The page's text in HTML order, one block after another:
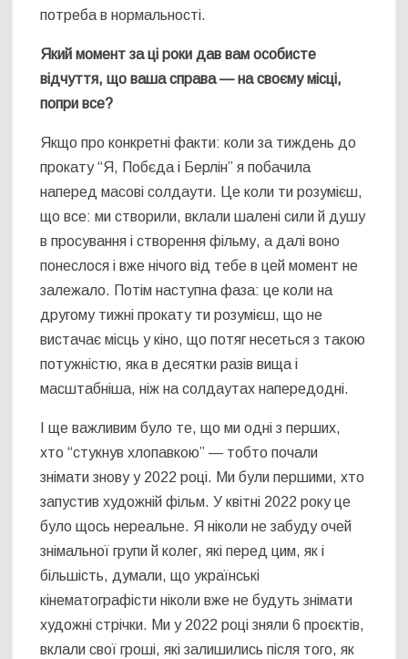
потреба в нормальності.
Який момент за ці роки дав вам особисте
відчуття, що ваша справа — на своєму місці,
попри все?
Якщо про конкретні факти: коли за тиждень до
прокату “Я, Побєда і Берлін” я побачила
наперед масові солдаути. Це коли ти розумієш,
що все: ми створили, вклали шалені сили й душу
в просування і створення фільму, а далі воно
понеслося і вже нічого від тебе в цей момент не
залежало. Потім наступна фаза: це коли на
другому тижні прокату ти розумієш, що не
вистачає місць у кіно, що потяг несеться з такою
потужністю, яка в десятки разів вища і
масштабніша, ніж на солдаутах напередодні.
І ще важливим було те, що ми одні з перших,
хто “стукнув хлопавкою” — тобто почали
знімати знову у 2022 році. Ми були першими, хто
запустив художній фільм. У квітні 2022 року це
було щось нереальне. Я ніколи не забуду очей
знімальної групи й колег, які перед цим, як і
більшість, думали, що українські
кінематографісти ніколи вже не будуть знімати
художні стрічки. Ми у 2022 році зняли 6 проєктів,
вклали свої гроші, які залишились після того, як